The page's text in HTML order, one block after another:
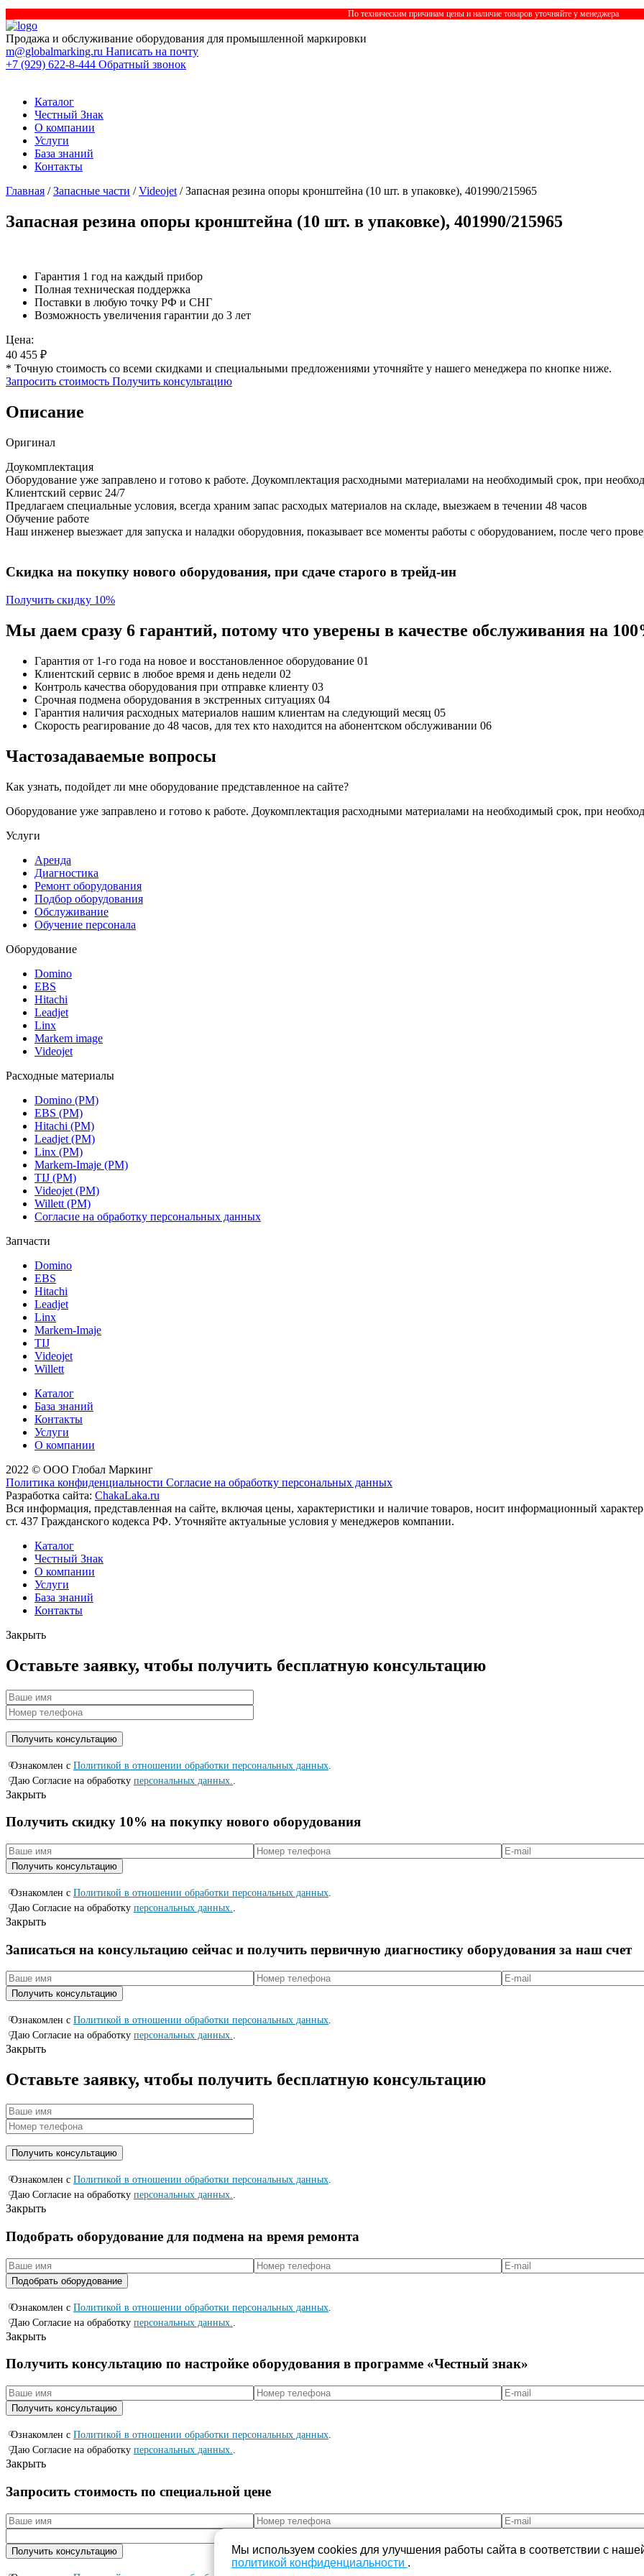
По техническим причинам цены и наличие товаров уточняйте у менеджера
Продажа и обслуживание оборудования для промышленной маркировки
m@globalmarking.ru Написать на почту
+7 (929) 622-8-444 Обратный звонок
Каталог
Честный Знак
О компании
Услуги
База знаний
Контакты
Главная /Запасные части /Videojet / Запасная резина опоры кронштейна (10 шт. в упаковке), 401990/215965
Запасная резина опоры кронштейна (10 шт. в упаковке), 401990/215965
Гарантия 1 год на каждый прибор
Полная техническая поддержка
Поставки в любую точку РФ и СНГ
Возможность увеличения гарантии до 3 лет
Цена:
40 455 ₽
* Точную стоимость со всеми скидками и специальными предложениями уточняйте у нашего менеджера по кнопке ниже.
Запросить стоимость Получить консультацию
Описание
Оригинал
Доукомплектация
Оборудование уже заправлено и готово к работе. Доукомплектация расходными материалами на необходимый срок, при
Клиентский сервис 24/7
Предлагаем специальные условия, всегда храним запас расходых материалов на складе, выезжаем в течении 48 часов
Обучение работе
Наш инженер выезжает для запуска и наладки оборудовния, показывает все моменты работы с оборудованием, после чего
Скидка на покупку нового оборудования, при сдаче старого в трейд-ин
Получить скидку 10%
Мы даем сразу 6 гарантий, потому что уверены в качестве обслуживания на
Гарантия от 1-го года на новое и восстановленное оборудование 01
Клиентский сервис в любое время и день недели 02
Контроль качества оборудования при отправке клиенту 03
Срочная подмена оборудования в экстренных ситуациях 04
Гарантия наличия расходных материалов нашим клиентам на следующий месяц 05
Скорость реагирование до 48 часов, для тех кто находится на абонентском обслуживании 06
Частозадаваемые вопросы
Как узнать, подойдет ли мне оборудование представленное на сайте?
Оборудование уже заправлено и готово к работе. Доукомплектация расходными материалами на необходимый срок, при
Мы используем cookies для улучшения работы сайта в соответствии с
политикой конфиденциальности .
Услуги
Аренда
Диагностика
Ремонт оборудования
Подбор оборудования
Обслуживание
Обучение персонала
Оборудование
Domino
EBS
Hitachi
Leadjet
Linx
Markem image
Videojet
Расходные материалы
Domino (РМ)
EBS (РМ)
Hitachi (РМ)
Leadjet (РМ)
Linx (РМ)
Markem-Imaje (РМ)
TIJ (РМ)
Videojet (РМ)
Willett (РМ)
Согласие на обработку персональных данных
Запчасти
Domino
EBS
Hitachi
Leadjet
Linx
Markem-Imaje
TIJ
Videojet
Willett
Каталог
База знаний
Контакты
Услуги
О компании
2022 © ООО Глобал Маркинг
Политика конфиденциальности Согласие на обработку персональных данных
Разработка сайта: ChakaLaka.ru
Вся информация, представленная на сайте, включая цены, характеристики и наличие товаров, носит информационный
ст. 437 Гражданского кодекса РФ. Уточняйте актуальные условия у менеджеров компании.
Каталог
Честный Знак
О компании
Услуги
База знаний
Контакты
Закрыть
Оставьте заявку, чтобы получить бесплатную консультацию
Ознакомлен с Политикой в отношении обработки персональных данных
Даю Согласие на обработку персональных данных.
Закрыть
Получить скидку 10% на покупку нового оборудования
Ознакомлен с Политикой в отношении обработки персональных данных
Даю Согласие на обработку персональных данных.
Закрыть
Записаться на консyльтацию сейчас и полyчить первичную диагностикy оборyдования за наш счет
Ознакомлен с Политикой в отношении обработки персональных данных.
Даю Согласие на обработку персональных данных..
Закрыть
Оставьте заявку, чтобы получить бесплатную консультацию
Ознакомлен с Политикой в отношении обработки персональных данных.
Даю Согласие на обработку персональных данных..
Закрыть
Подобрать оборудование для подмена на время ремонта
Ознакомлен с Политикой в отношении обработки персональных данных
Даю Согласие на обработку персональных данных.
Закрыть
Получить консультацию по настройке оборудования в программе «Честный знак»
Ознакомлен с Политикой в отношении обработки персональных данных.
Даю Согласие на обработку персональных данных..
Закрыть
Запросить стоимость по специальной цене